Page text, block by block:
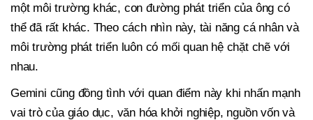
một môi trường khác, con đường phát triển của ông có
thể đã rất khác. Theo cách nhìn này, tài năng cá nhân và
môi trường phát triển luôn có mối quan hệ chặt chẽ với
nhau.
Gemini cũng đồng tình với quan điểm này khi nhấn mạnh
vai trò của giáo dục, văn hóa khởi nghiệp, nguồn vốn và